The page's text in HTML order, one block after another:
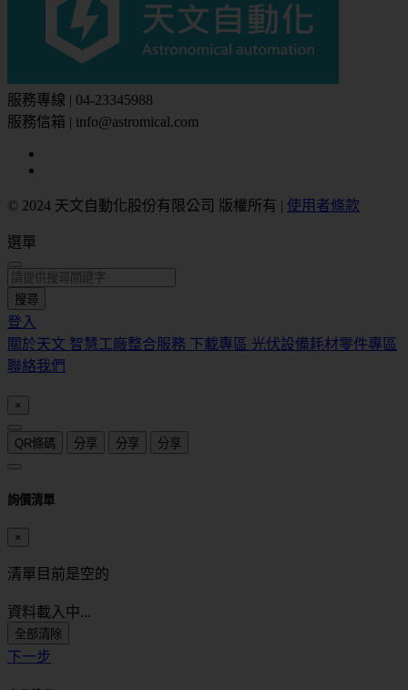
服務專線 | 04-23345988
服務信箱 | info@astromical.com
© 2024 天文自動化股份有限公司 版權所有 | 使用者條款
選單
搜尋
登入
關於天文 智慧工廠整合服務 下載專區 光伏設備耗材零件專區
聯絡我們
×
QR條碼 分享 分享 分享
詢價清單
×
清單目前是空的
資料載入中...
全部清除
下一步